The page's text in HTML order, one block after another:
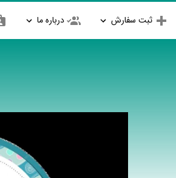
ثبت سفارش درباره ما